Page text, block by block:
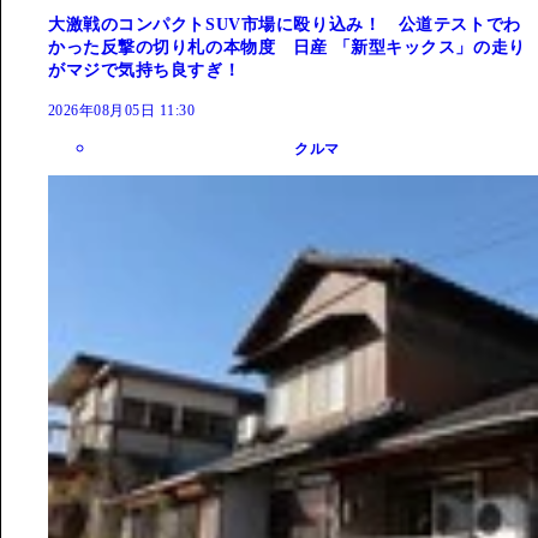
大激戦のコンパクトSUV市場に殴り込み！ 公道テストでわ
かった反撃の切り札の本物度 日産 「新型キックス」の走り
がマジで気持ち良すぎ！
2026年08月05日 11:30
クルマ